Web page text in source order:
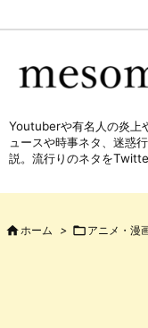
Youtuberや有名人の炎上
ュースや時事ネタ、迷惑
説。流行りのネタを
 ホーム >  アニメ・漫